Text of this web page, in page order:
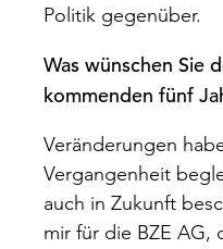
Politik gegenüber.
Was wünschen Sie
kommenden fünf
Veränderungen
Vergangenheit
auch in Zukunft
mir für die BZE AG,